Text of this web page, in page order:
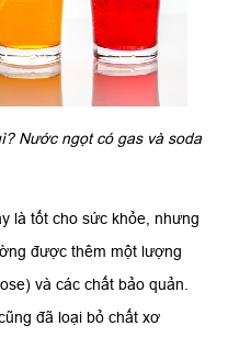
Nước ngọt có gas và soda
là tốt cho sức khỏe, nhưng
được thêm một lượng
và các chất bảo quản.
đã loại bỏ chất xơ